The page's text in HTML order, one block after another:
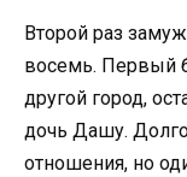
Второй раз
восемь. Первый
другой город,
дочь Дашу.
отношения, но